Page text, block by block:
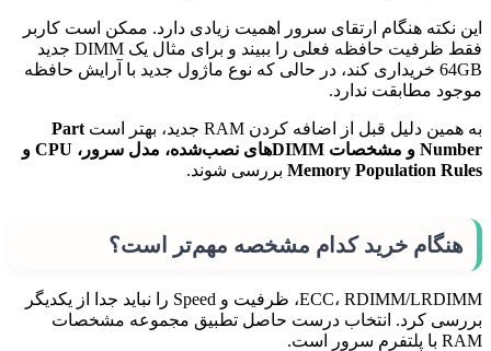
این نکته هنگام ارتقای سرور اهمیت زیادی دارد. ممکن است کاربر
فقط ظرفیت حافظه فعلی را ببیند و برای مثال یک DIMM جدید
64GB خریداری کند، در حالی که نوع ماژول جدید با آرایش حافظه
موجود مطابقت ندارد.
به همین دلیل قبل از اضافه کردن RAM جدید، بهتر است
Part
Number و مشخصات DIMMهای نصب‌شده، مدل سرور، CPU و
Memory Population Rules بررسی شوند.
هنگام خرید کدام مشخصه مهم‌تر است؟
ECC، RDIMM/LRDIMM، ظرفیت و Speed را نباید جدا از یکدیگر
بررسی کرد. انتخاب درست حاصل تطبیق مجموعه مشخصات
RAM با پلتفرم سرور است.